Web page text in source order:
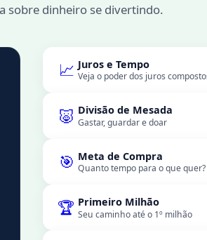
sobre dinheiro se divertindo.
📈 Juros e Tempo
Veja o poder dos juros
🐷 Divisão de Mesada
Gastar, guardar e doar
🎯 Meta de Compra
Quanto tempo para o que quer?
🏆 Primeiro Milhão
Seu caminho até o 1º milhão